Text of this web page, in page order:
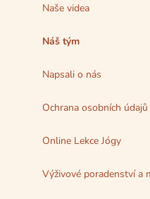
Naše videa
Náš tým
Napsali o nás
Ochrana osobních údajů
Online Lekce Jógy
Výživové poradenství a